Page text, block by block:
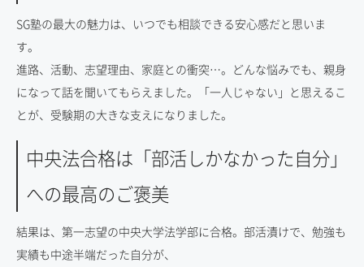
SG塾の最大の魅力は、いつでも相談できる安心感だと思いま
す。
進路、活動、志望理由、家庭との衝突…。どんな悩みでも、親身
になって話を聞いてもらえました。「一人じゃない」と思えるこ
とが、受験期の大きな支えになりました。
中央法合格は「部活しかなかった自分」
への最高のご褒美
結果は、第一志望の中央大学法学部に合格。部活漬けで、勉強も
実績も中途半端だった自分が、